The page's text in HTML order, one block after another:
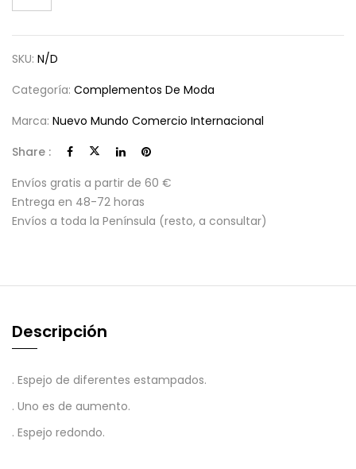
SKU: N/D
Categoría: Complementos De Moda
Marca: Nuevo Mundo Comercio Internacional
Share :
Envíos gratis a partir de 60 €
Entrega en 48-72 horas
Envíos a toda la Península (resto, a consultar)
Descripción
. Espejo de diferentes estampados.
. Uno es de aumento.
. Espejo redondo.